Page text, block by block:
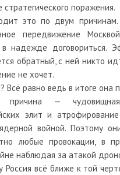
стратегического поражения.
это по двум
передвижение
в надежде договориться.
обратный, с ней никто
не хочет.
Всё равно ведь в итоге она
причина —
элит и
войной. Поэтому
любые провокации, в
наблюдая за атакой
Россия всё ближе к той